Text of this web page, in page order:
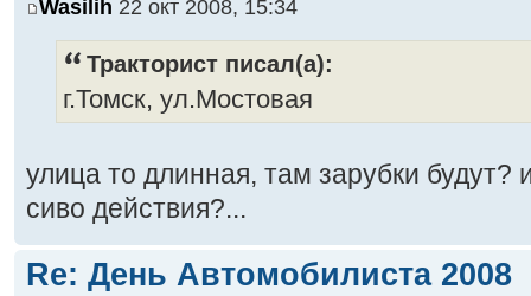
Wasilih 22 окт 2008, 15:34
Тракторист писал(а):
г.Томск, ул.Мостовая
улица то длинная, там зарубки будут?
сиво действия?...
Re: День Автомобилиста 2008